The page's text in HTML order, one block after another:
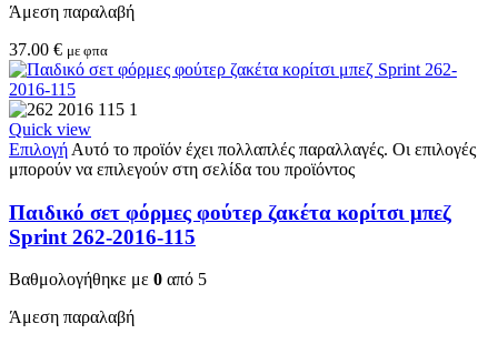
Άμεση παραλαβή
37.00 € με φπα
Quick view
Επιλογή Αυτό το προϊόν έχει πολλαπλές παραλλαγές. Οι επιλογές
μπορούν να επιλεγούν στη σελίδα του προϊόντος
Παιδικό σετ φόρμες φούτερ ζακέτα κορίτσι μπεζ
Sprint 262-2016-115
Βαθμολογήθηκε με 0 από 5
Άμεση παραλαβή